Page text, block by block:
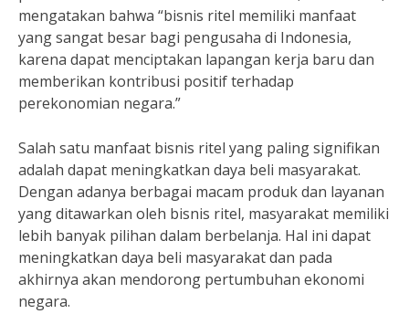
mengatakan bahwa “bisnis ritel memiliki manfaat
yang sangat besar bagi pengusaha di Indonesia,
karena dapat menciptakan lapangan kerja baru dan
memberikan kontribusi positif terhadap
perekonomian negara.”
Salah satu manfaat bisnis ritel yang paling signifikan
adalah dapat meningkatkan daya beli masyarakat.
Dengan adanya berbagai macam produk dan layanan
yang ditawarkan oleh bisnis ritel, masyarakat memiliki
lebih banyak pilihan dalam berbelanja. Hal ini dapat
meningkatkan daya beli masyarakat dan pada
akhirnya akan mendorong pertumbuhan ekonomi
negara.